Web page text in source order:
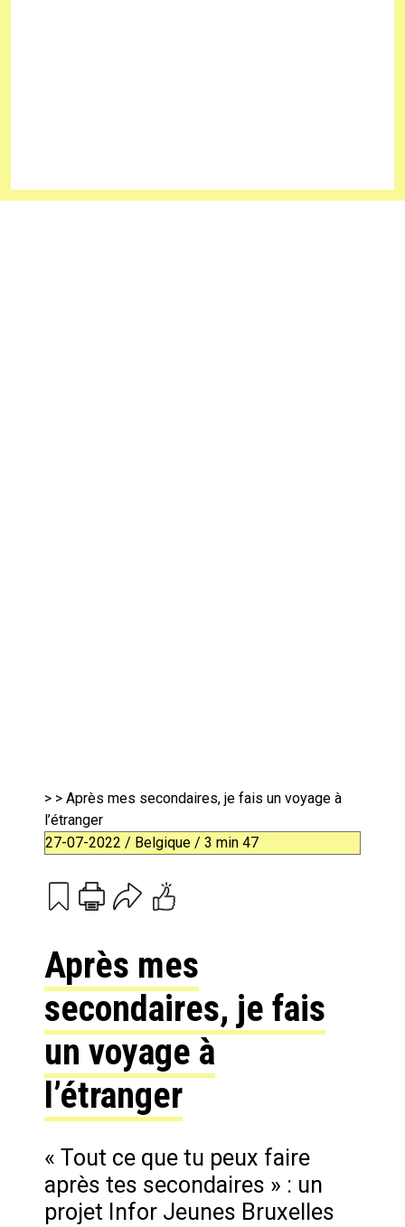
> > Après mes secondaires, je fais un voyage à
l’étranger
27-07-2022 / Belgique / 3 min 47
PrintEmail
Après mes
secondaires, je fais
un voyage à
l’étranger
« Tout ce que tu peux faire
après tes secondaires » : un
projet Infor Jeunes Bruxelles